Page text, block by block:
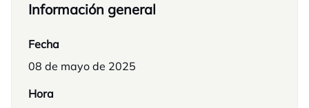
Información general
Fecha
08 de mayo de 2025
Hora